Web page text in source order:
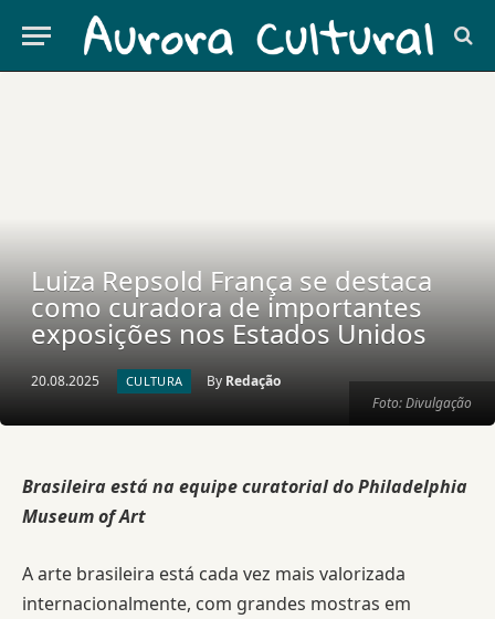
Foto: Divulgação
Luiza Repsold França se destaca
como curadora de importantes
exposições nos Estados Unidos
20.08.2025 CULTURA By Redação
Brasileira está na equipe curatorial doPhiladelphia
Museum of Art
A arte brasileira está cada vez mais valorizada
internacionalmente, com grandes mostras em